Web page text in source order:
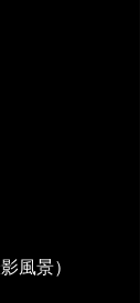
風景）